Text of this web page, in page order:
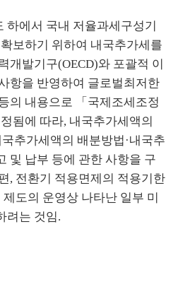
하에서 국내 저율과세구성기
보하기 위하여 내국추가세를
개발기구(OECD)와 포괄적 이
항을 반영하여 글로벌최저한
의 내용으로 「국제조세조정
됨에 따라, 내국추가세액의
추가세액의 배분방법·내국추
및 납부 등에 관한 사항을 구
, 전환기 적용면제의 적용기한
도의 운영상 나타난 일부 미
려는 것임.